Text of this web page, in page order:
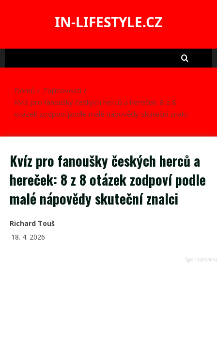
IN-LIFESTYLE.CZ
Domů
Zajímavosti
Kvíz pro fanoušky českých herců a hereček: 8 z 8
otázek zodpoví podle malé nápovědy skuteční znalci
Kvíz pro fanoušky českých herců a
hereček: 8 z 8 otázek zodpoví podle
malé nápovědy skuteční znalci
Richard Touš
18. 4. 2026